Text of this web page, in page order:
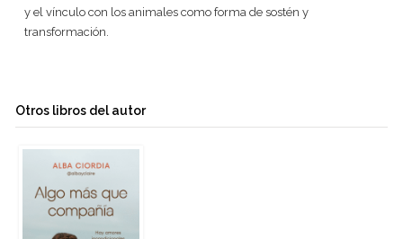
y el vínculo con los animales como forma de sostén y
transformación.
Otros libros del autor